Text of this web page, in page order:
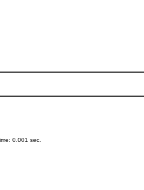
0.001 sec.